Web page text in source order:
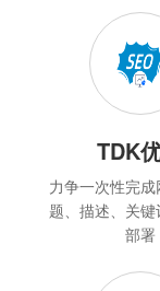
TDK
力争一次性完
题、描述、关
部署